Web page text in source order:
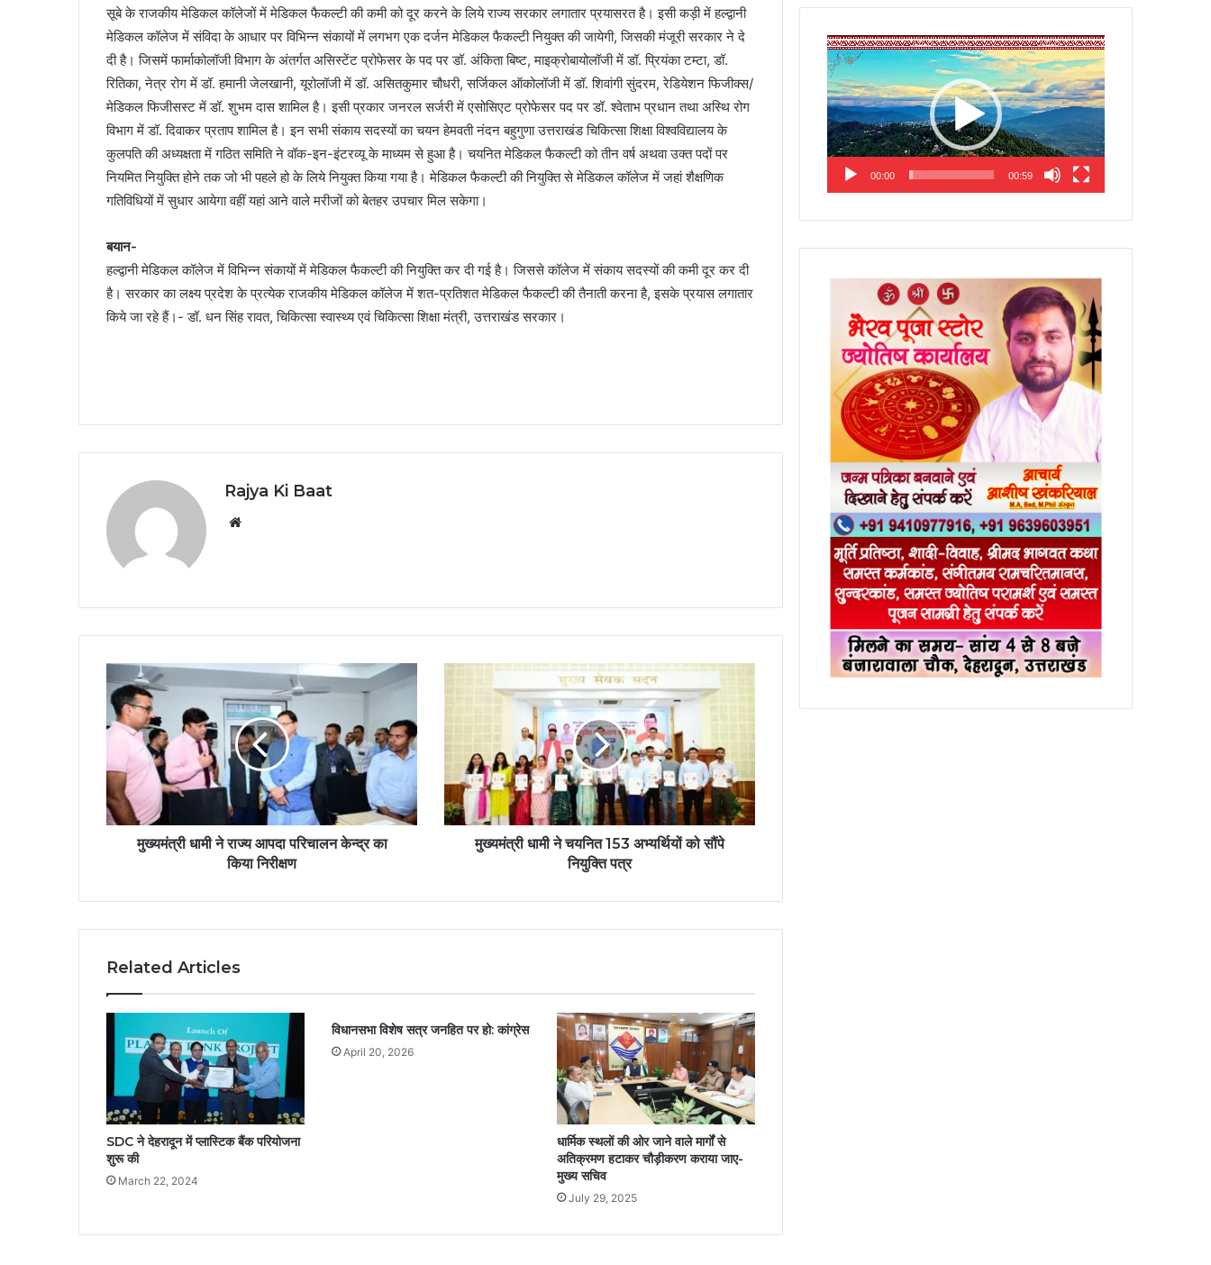
सूबे के राजकीय मेडिकल कॉलेजों में मेडिकल फैकल्टी की कमी को दूर करने के लिये राज्य सरकार लगातार प्रयासरत है। इसी कड़ी में हल्द्वानी
मेडिकल कॉलेज में संविदा के आधार पर विभिन्न संकायों में लगभग एक दर्जन मेडिकल फैकल्टी नियुक्त की जायेगी, जिसकी मंजूरी सरकार ने दे
दी है। जिसमें फार्माकोलॉजी विभाग के अंतर्गत असिस्टेंट प्रोफेसर के पद पर डॉ. अंकिता बिष्ट, माइक्रोबायोलॉजी में डॉ. प्रियंका टम्टा, डॉ.
रितिका, नेत्र रोग में डॉ. हमानी जेलखानी, यूरोलॉजी में डॉ. असितकुमार चौधरी, सर्जिकल ऑकोलॉजी में डॉ. शिवांगी सुंदरम, रेडियेशन फिजीक्स/
मेडिकल फिजीसस्ट में डॉ. शुभम दास शामिल है। इसी प्रकार जनरल सर्जरी में एसोसिएट प्रोफेसर पद पर डॉ. श्वेताभ प्रधान तथा अस्थि रोग
विभाग में डॉ. दिवाकर प्रताप शामिल है। इन सभी संकाय सदस्यों का चयन हेमवती नंदन बहुगुणा उत्तराखंड चिकित्सा शिक्षा विश्वविद्यालय के
कुलपति की अध्यक्षता में गठित समिति ने वॉक-इन-इंटरव्यू के माध्यम से हुआ है। चयनित मेडिकल फैकल्टी को तीन वर्ष अथवा उक्त पदों पर
नियमित नियुक्ति होने तक जो भी पहले हो के लिये नियुक्त किया गया है। मेडिकल फैकल्टी की नियुक्ति से मेडिकल कॉलेज में जहां शैक्षणिक
गतिविधियों में सुधार आयेगा वहीं यहां आने वाले मरीजों को बेतहर उपचार मिल सकेगा।
बयान-
हल्द्वानी मेडिकल कॉलेज में विभिन्न संकायों में मेडिकल फैकल्टी की नियुक्ति कर दी गई है। जिससे कॉलेज में संकाय सदस्यों की कमी दूर कर दी
है। सरकार का लक्ष्य प्रदेश के प्रत्येक राजकीय मेडिकल कॉलेज में शत-प्रतिशत मेडिकल फैकल्टी की तैनाती करना है, इसके प्रयास लगातार
किये जा रहे हैं।- डॉ. धन सिंह रावत, चिकित्सा स्वास्थ्य एवं चिकित्सा शिक्षा मंत्री, उत्तराखंड सरकार।
Rajya Ki Baat
मुख्यमंत्री धामी ने राज्य आपदा परिचालन केन्द्र का
किया निरीक्षण
मुख्यमंत्री धामी ने चयनित 153 अभ्यर्थियों को सौंपे
नियुक्ति पत्र
Related Articles
SDC ने देहरादून में प्लास्टिक बैंक परियोजना
शुरू की
March 22, 2024
विधानसभा विशेष सत्र जनहित पर हो: कांग्रेस
April 20, 2026
धार्मिक स्थलों की ओर जाने वाले मार्गों से
अतिक्रमण हटाकर चौड़ीकरण कराया जाए-
मुख्य सचिव
July 29, 2025
Video
Player
00:00 00:59